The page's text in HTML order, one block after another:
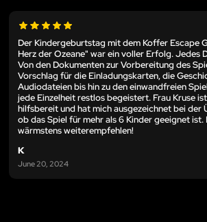
Der Kindergeburtstag mit dem Koffer Escape
Herz der Ozeane" war ein voller Erfolg. Jedes
Von den Dokumenten zur Vorbereitung des
Vorschlag für die Einladungskarten, die
Audiodateien bis hin zu den einwandfreien
jede Einzelheit restlos begeistert. Frau Kruse
hilfsbereit und hat mich ausgezeichnet bei der
ob das Spiel für mehr als 6 Kinder geeignet ist.
wärmstens weiterempfehlen!
K
June 20, 2024